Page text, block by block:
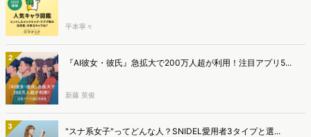
平本寧々
2 『AI彼女・彼氏』急拡大で200万人超が利用！注目アプリ5...
新藤 英俊
3 "スナ系女子"ってどんな人？SNIDEL愛用者3タイプと選...